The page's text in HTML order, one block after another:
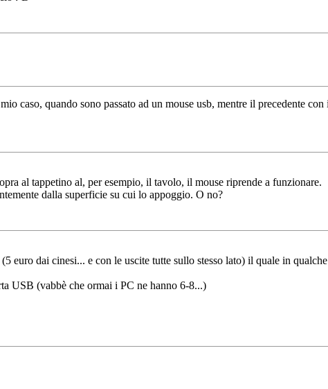
caso, quando sono passato ad un mouse usb, mentre il precedente
al tappetino al, per esempio, il tavolo, il mouse riprende a funzionare.
dalla superficie su cui lo appoggio. O no?
dai cinesi... e con le uscite tutte sullo stesso lato) il quale in
USB (vabbè che ormai i PC ne hanno 6-8...)